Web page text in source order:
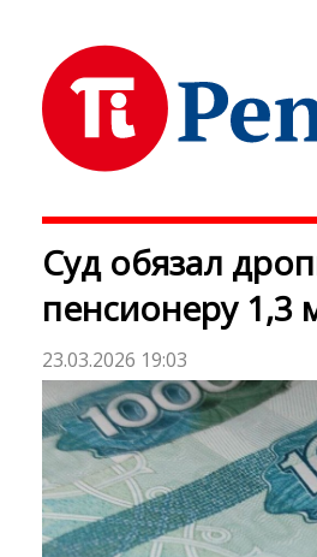
Суд обязал
пенсионеру 1,3
23.03.2026 19:03